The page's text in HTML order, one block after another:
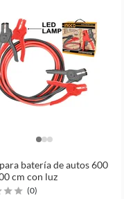
batería de autos 600
cm con luz
(0)